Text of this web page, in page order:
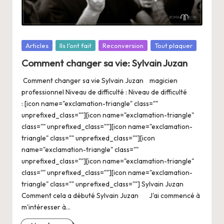
n
g
e
r
s
a
V
ie
Posté
Articles Ils l'ont fait Reconversion Tout plaquer
Comment changer sa vie: Sylvain Juzan
Comment changer sa vie Sylvain Juzan magicien
professionnel Niveau de difficulté : Niveau de difficulté
: [icon name="exclamation-triangle" class=""
unprefixed_class=""][icon name="exclamation-triangle"
class="" unprefixed_class=""][icon name="exclamation-
triangle" class="" unprefixed_class=""][icon
name="exclamation-triangle" class=""
unprefixed_class=""][icon name="exclamation-triangle"
class="" unprefixed_class=""][icon name="exclamation-
triangle" class="" unprefixed_class=""] Sylvain Juzan
Comment cela a débuté Sylvain Juzan J'ai commencé à
m'intéresser à…